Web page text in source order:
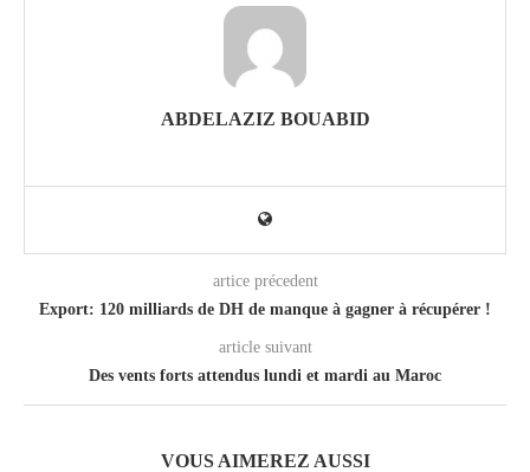
ABDELAZIZ BOUABID
artice précedent
Export: 120 milliards de DH de manque à gagner à récupérer !
article suivant
Des vents forts attendus lundi et mardi au Maroc
VOUS AIMEREZ AUSSI